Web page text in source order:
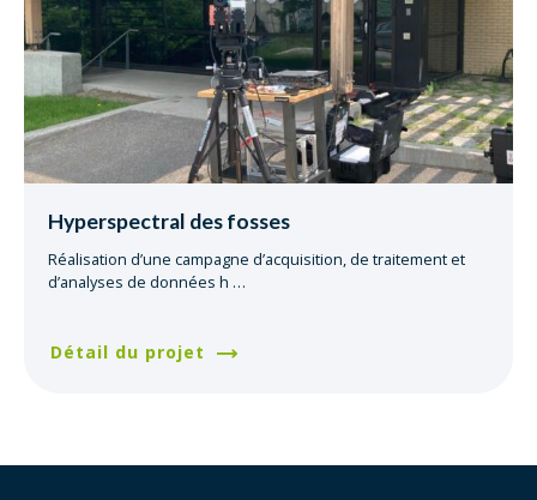
Hyperspectral des fosses
Réalisation d’une campagne d’acquisition, de traitement et
d’analyses de données h …
Détail du projet